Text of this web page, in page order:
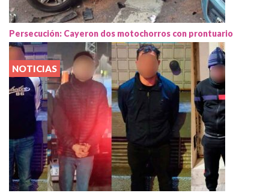
Persecución: Cayeron dos motochorros con prontuario
NOTICIAS